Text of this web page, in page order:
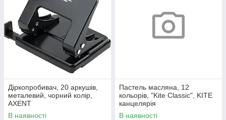
Діркопробивач, 20 аркушів,
металевий, чорний колір,
AXENT
В наявності
Пастель масляна, 12
кольорів, "Kite Classic", KITE
канцелярія
В наявності